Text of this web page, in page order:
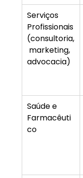
Serviços
Profissionais
(consultoria,
marketing,
advocacia)
Saúde e
Farmacêuti
co